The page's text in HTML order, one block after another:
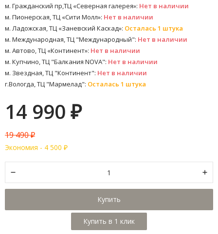
м. Гражданский пр,ТЦ «Северная галерея»: Нет в наличии
м. Пионерская, ТЦ «Сити Молл»: Нет в наличии
м. Ладожская, ТЦ «Заневский Каскад»: Осталась 1 штука
м. Международная, ТЦ "Международный": Нет в наличии
м. Автово, ТЦ «Континент»: Нет в наличии
м. Купчино, ТЦ "Балкания NOVA": Нет в наличии
м. Звездная, ТЦ "Континент": Нет в наличии
г.Вологда, ТЦ "Мармелад": Осталась 1 штука
14 990 ₽
19 490₽
Экономия - 4 500 ₽
Купить